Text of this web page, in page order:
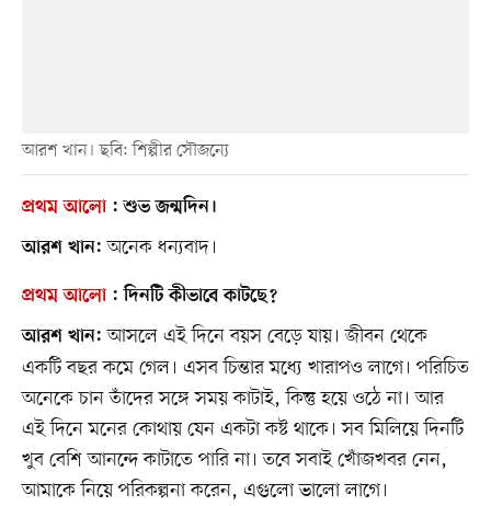
আরশ খান। ছবি: শিল্পীর সৌজন্যে
প্রথম আলো:শুভ জন্মদিন।
আরশ খান:অনেক ধন্যবাদ।
প্রথম আলো:দিনটি কীভাবে কাটছে?
আরশ খান:আসলে এই দিনে বয়স বেড়ে যায়। জীবন থেকে
একটি বছর কমে গেল। এসব চিন্তার মধ্যে খারাপও লাগে। পরিচিত
অনেকে চান তাঁদের সঙ্গে সময় কাটাই, কিন্তু হয়ে ওঠে না। আর
এই দিনে মনের কোথায় যেন একটা কষ্ট থাকে। সব মিলিয়ে দিনটি
খুব বেশি আনন্দে কাটাতে পারি না। তবে সবাই খোঁজখবর নেন,
আমাকে নিয়ে পরিকল্পনা করেন, এগুলো ভালো লাগে।